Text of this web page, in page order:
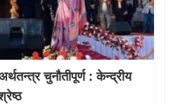
चुनौतीपूर्ण : केन्द्रीय